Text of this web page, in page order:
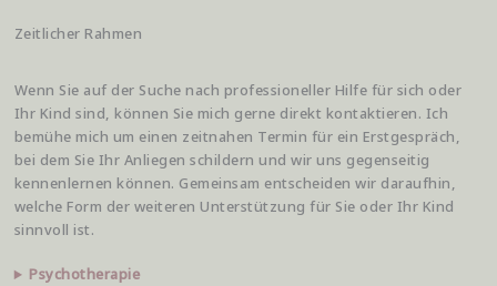
Zeitlicher Rahmen
Wenn Sie auf der Suche nach professioneller Hilfe für sich oder
Ihr Kind sind, können Sie mich gerne direkt kontaktieren. Ich
bemühe mich um einen zeitnahen Termin für ein Erstgespräch,
bei dem Sie Ihr Anliegen schildern und wir uns gegenseitig
kennenlernen können. Gemeinsam entscheiden wir daraufhin,
welche Form der weiteren Unterstützung für Sie oder Ihr Kind
sinnvoll ist.
Psychotherapie